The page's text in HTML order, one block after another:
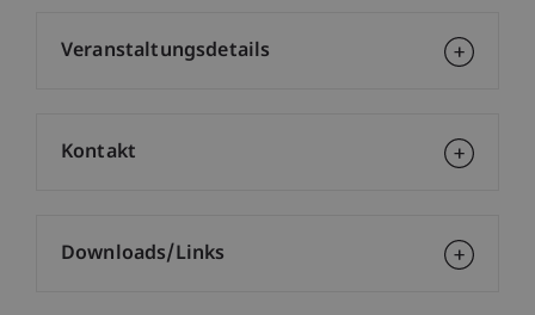
Veranstaltungsdetails
Kontakt
Downloads/Links